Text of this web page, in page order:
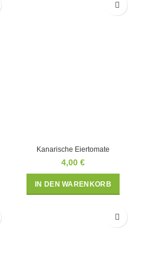
Kanarische Eiertomate
4,00 €
IN DEN WARENKORB